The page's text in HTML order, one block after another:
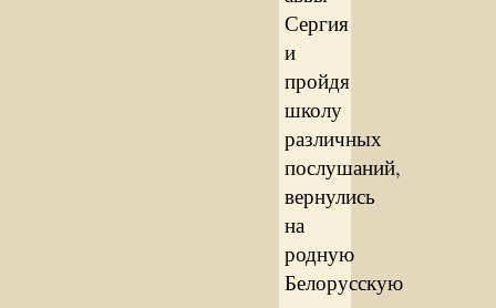
Сергия
и
пройдя
школу
различных
послушаний,
вернулись
на
родную
Белорусскую